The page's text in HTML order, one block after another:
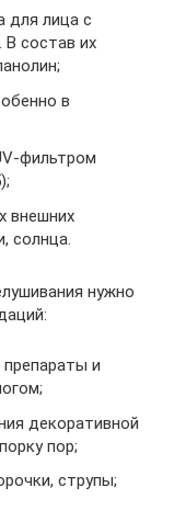
для лица с
состав их
в
фильтром
внешних
солнца.
нужно
и
декоративной
пор;
струпы;